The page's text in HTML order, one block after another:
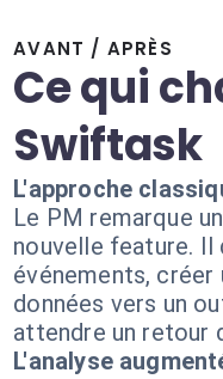
AVANT / APRÈS
Ce qui
Swiftask
L'approche
Le PM remarque
nouvelle feature.
événements, créer
données vers un
attendre un retour
L'analyse